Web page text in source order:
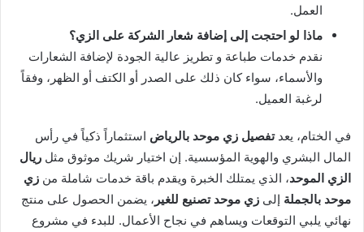
العمل.
ماذا لو احتجت إلى إضافة شعار الشركة على الزي؟
نقدم خدمات طباعة و تطريز عالية الجودة لإضافة الشعارات
والأسماء، سواء كان ذلك على الصدر أو الكتف أو الظهر، وفقاً
لرغبة العميل.
في الختام، يعدتفصيل زي موحد بالرياض استثماراً ذكياً في رأس
المال البشري والهوية المؤسسية. إن اختيار شريك موثوق مثل ريال
الزي الموحد، الذي يمتلك الخبرة ويقدم باقة خدمات شاملة من زي
موحد بالجملة إلى زي موحد تصنيع للغير ، يضمن الحصول على منتج
نهائي يلبي التوقعات ويساهم في نجاح الأعمال. للبدء في مشروع